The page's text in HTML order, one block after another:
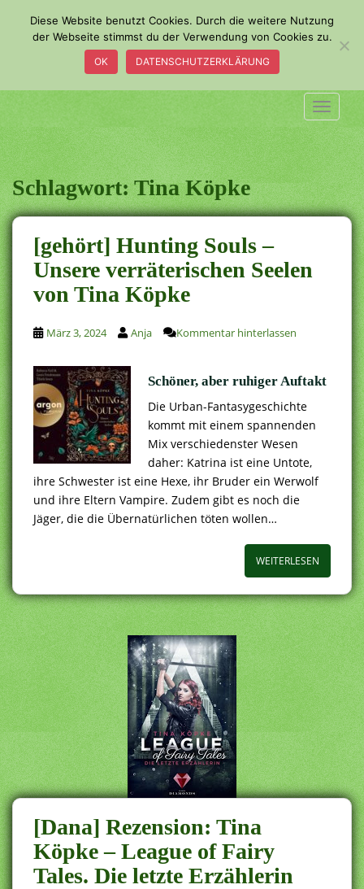
a
i
n
c
o
n
t
e
n
t
Schlagwort:Tina Köpke
[gehört] Hunting Souls –
Unsere verräterischen Seelen
von Tina Köpke
März 3, 2024 Anja Kommentar hinterlassen
Schöner, aber ruhiger Auftakt
Die Urban-Fantasygeschichte
kommt mit einem spannenden
Mix verschiedenster Wesen
daher: Katrina ist eine Untote,
ihre Schwester ist eine Hexe, ihr Bruder ein Werwolf
und ihre Eltern Vampire. Zudem gibt es noch die
Jäger, die die Übernatürlichen töten wollen…
WEITERLESEN
[Dana] Rezension: Tina
Köpke – League of Fairy
Tales. Die letzte Erzählerin
Diese Website benutzt Cookies. Durch die weitere Nutzung
der Webseite stimmst du der Verwendung von Cookies zu.
OK DATENSCHUTZERKLÄRUNG